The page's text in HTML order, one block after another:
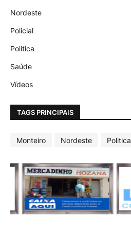
Nordeste
Policial
Politica
Saúde
Vídeos
TAGS PRINCIPAIS
Monteiro Nordeste Politica